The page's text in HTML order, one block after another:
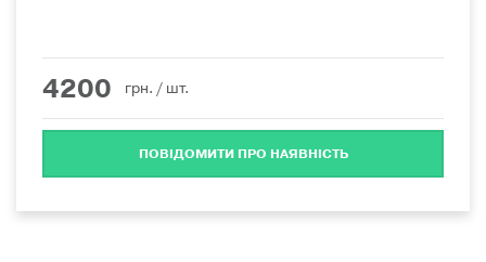
4200 грн. / шт.
ПОВІДОМИТИ ПРО НАЯВНІСТЬ